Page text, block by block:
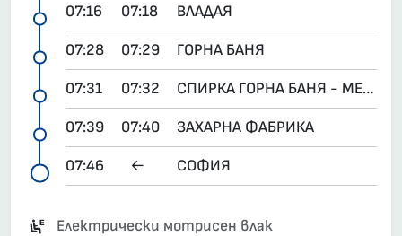
07:16 07:18 ВЛАДАЯ
07:28 07:29 ГОРНА БАНЯ
07:31 07:32 СПИРКА ГОРНА БАНЯ - МЕТРОСТАНЦИЯ
07:39 07:40 ЗАХАРНА ФАБРИКА
07:46 ← СОФИЯ
Електрически мотрисен влак